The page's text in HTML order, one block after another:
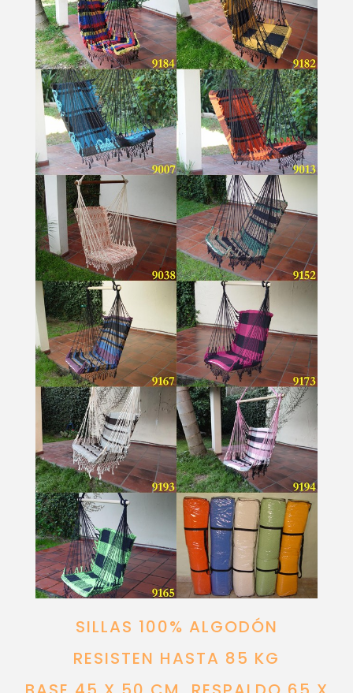
SILLAS 100% ALGODÓN
RESISTEN HASTA 85 KG